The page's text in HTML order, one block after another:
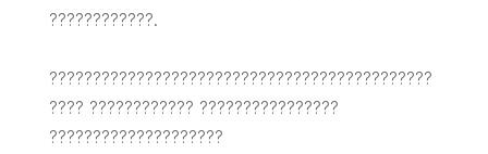
????????????.
????????????????????????????????????????????
???? ???????????? ????????????????
????????????????????